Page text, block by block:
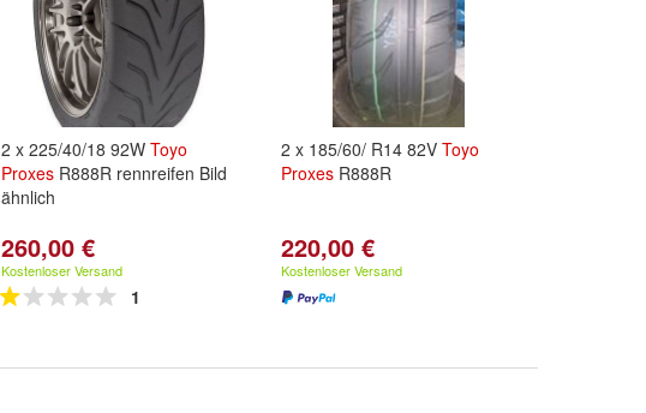
2 x 225/40/18 92W Toyo
Proxes R888R rennreifen Bild
ähnlich
260,00 €
Kostenloser Versand
1
2 x 185/60/ R14 82V Toyo
Proxes R888R
220,00 €
Kostenloser Versand